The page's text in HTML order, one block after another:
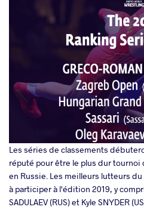
Les séries de classements
réputé pour être le plus dur
en Russie. Les meilleurs lutteurs
à participer à l'édition 2019, y
SADULAEV (RUS) et Kyle SNYDER